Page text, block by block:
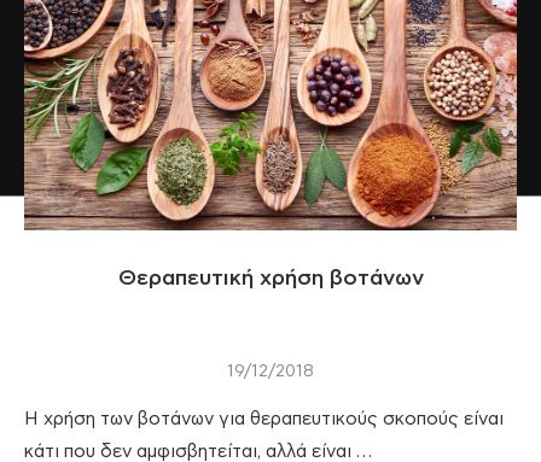
Θεραπευτική χρήση βοτάνων
19/12/2018
Η χρήση των βοτάνων για θεραπευτικούς σκοπούς είναι
κάτι που δεν αμφισβητείται, αλλά είναι …